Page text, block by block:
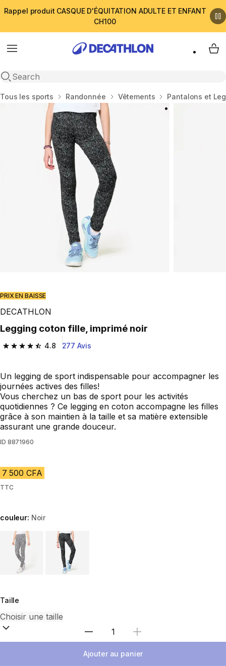
Rappel produit CASQUE D'ÉQUITATION ADULTE ET ENFANT
CH100
Menu
Open search
My
Accueil
Tous les sports Randonnée Vêtements Pantalons et
PRIX EN BAISSE
DECATHLON
Legging coton fille, imprimé noir
4.8
4.8 out of 5 stars from 277 reviews
277 Avis
Un legging de sport indispensable pour accompagner les
journées actives des filles!
Vous cherchez un bas de sport pour les activités
quotidiennes ? Ce legging en coton accompagne les filles
grâce à son maintien à la taille et sa matière extensible
assurant une grande douceur.
ID 8871960
7 500 CFA
TTC
couleur: Noir
Choose a variant
Taille
Choisir une quantité
Ajouter au panier